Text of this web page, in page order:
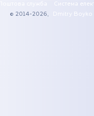
Поштова служба
Система
© 2014-2026,
Dmitry Boyko